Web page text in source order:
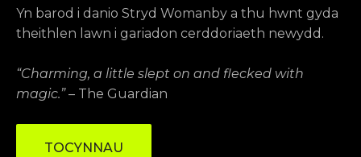
Yn barod i danio Stryd Womanby a thu hwnt gyda
theithlen lawn i gariadon cerddoriaeth newydd.
“Charming, a little slept on and flecked with
magic.”– The Guardian
TOCYNNAU